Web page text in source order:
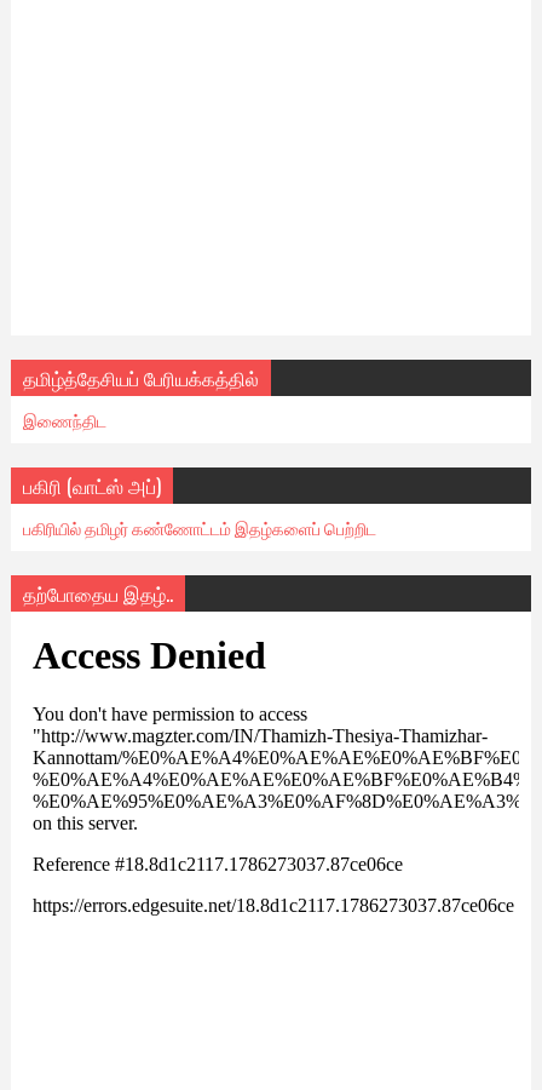
தமிழ்த்தேசியப் பேரியக்கத்தில்
இணைந்திட
பகிரி (வாட்ஸ் அப்)
பகிரியில் தமிழர் கண்ணோட்டம் இதழ்களைப் பெற்றிட
தற்போதைய இதழ்..